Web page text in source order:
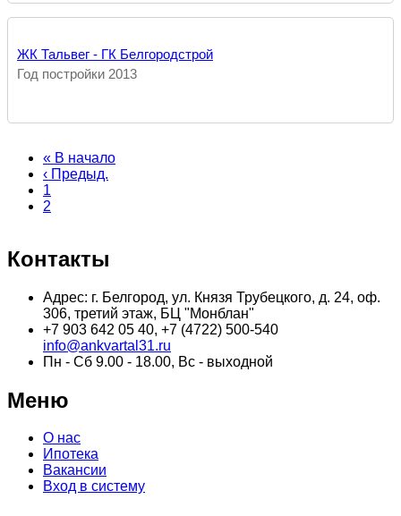
ЖК Тальвег - ГК Белгородстрой
Год постройки 2013
Первая
страница
« В начало
Предыдущая
страница
‹ Предыд.
Страница
1
Текущая
2
Контакты
Адрес: г. Белгород, ул. Князя Трубецкого, д. 24, оф.
306, третий этаж, БЦ "Монблан"
+7 903 642 05 40, +7 (4722) 500-540
info@ankvartal31.ru
Пн - Сб 9.00 - 18.00, Вс - выходной
Меню
О нас
Ипотека
Вакансии
Вход в систему